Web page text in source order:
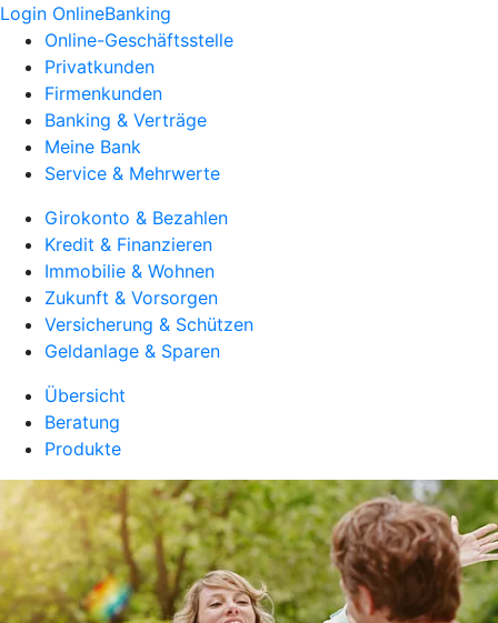
Login OnlineBanking
Online-Geschäftsstelle
Privatkunden
Firmenkunden
Banking & Verträge
Meine Bank
Service & Mehrwerte
Girokonto & Bezahlen
Kredit & Finanzieren
Immobilie & Wohnen
Zukunft & Vorsorgen
Versicherung & Schützen
Geldanlage & Sparen
Übersicht
Beratung
Produkte